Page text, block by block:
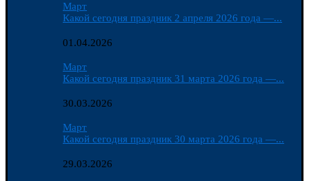
Март
Какой сегодня праздник 2 апреля 2026 года —...
01.04.2026
Март
Какой сегодня праздник 31 марта 2026 года —...
30.03.2026
Март
Какой сегодня праздник 30 марта 2026 года —...
29.03.2026